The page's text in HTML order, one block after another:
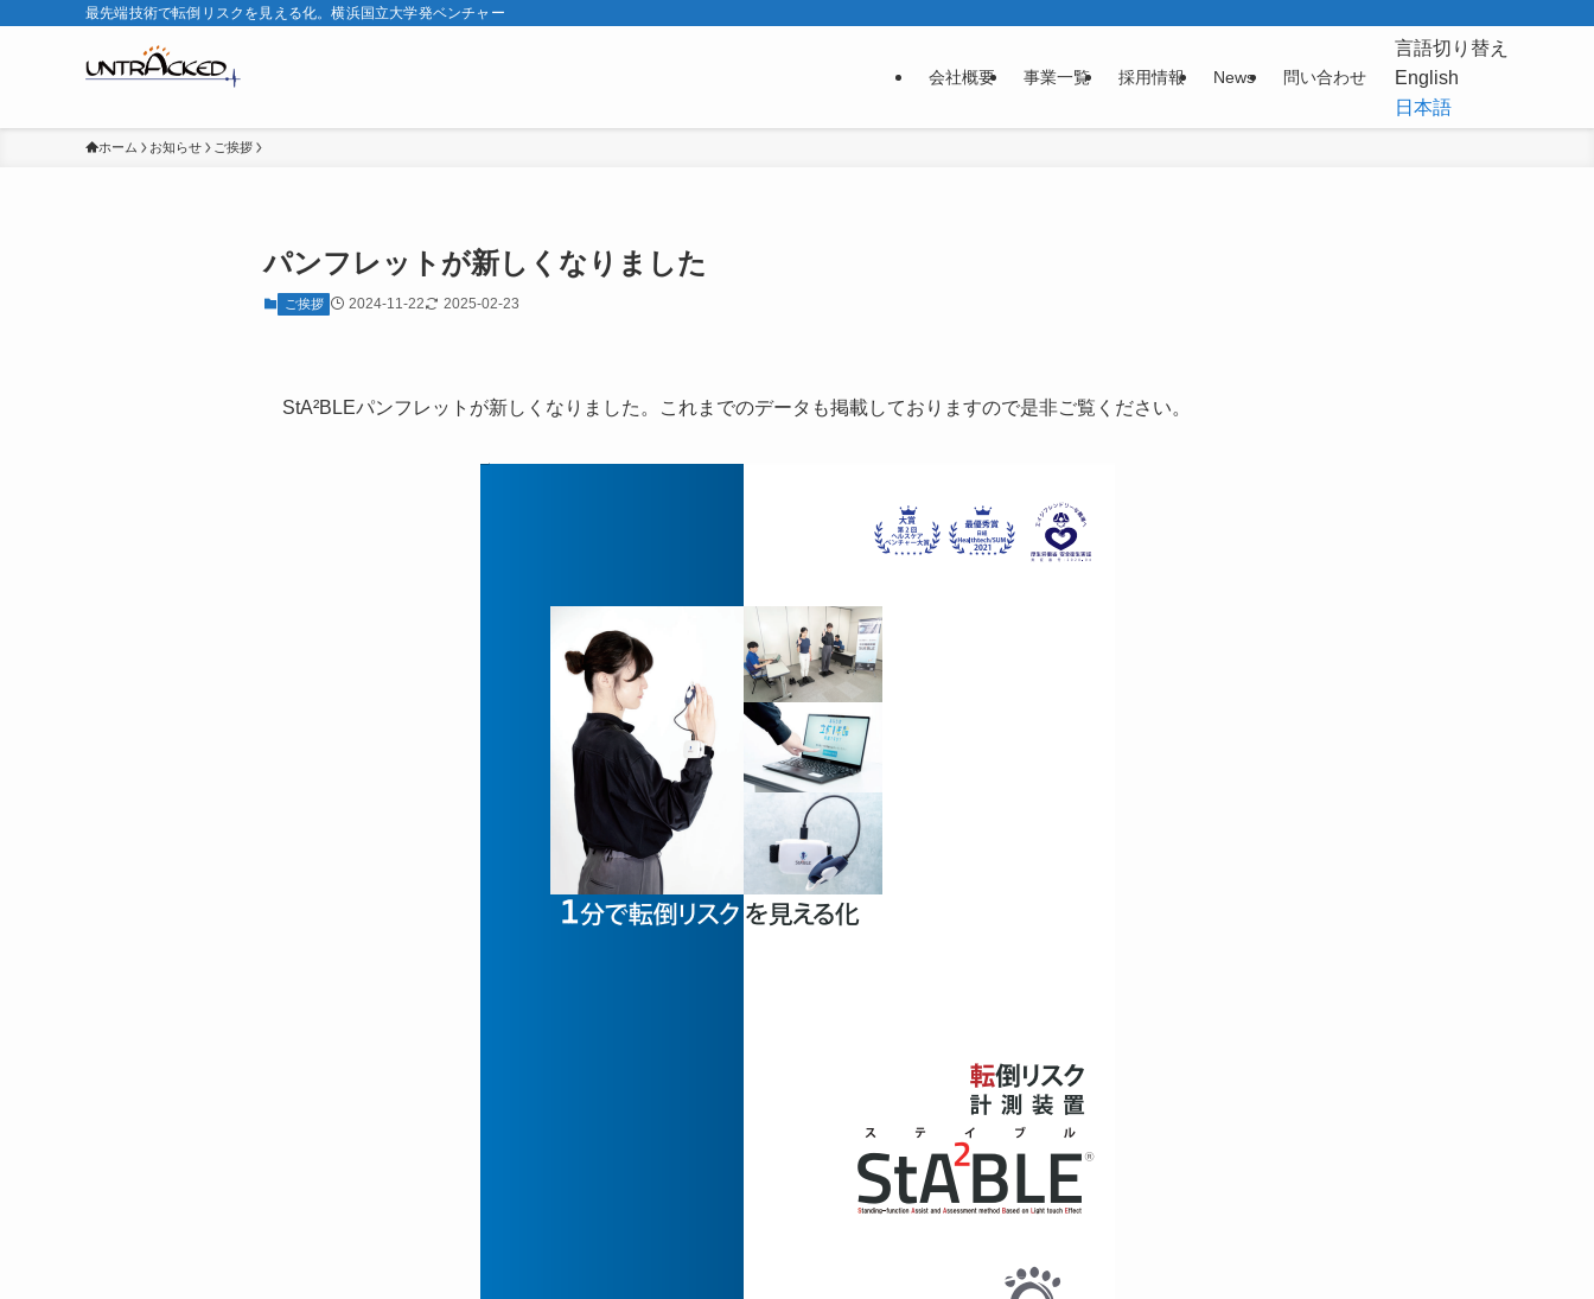
最先端技術で転倒リスクを見える化。横浜国立大学発ベンチャー
会社概要 事業一覧 採用情報 News 問い合わせ
言語切り替え
English
日本語
ホーム お知らせ ご挨拶
パンフレットが新しくなりました
ご挨拶 2024-11-22 2025-02-23
StA²BLEパンフレットが新しくなりました。これまでのデータも掲載しておりますので是非ご覧ください。